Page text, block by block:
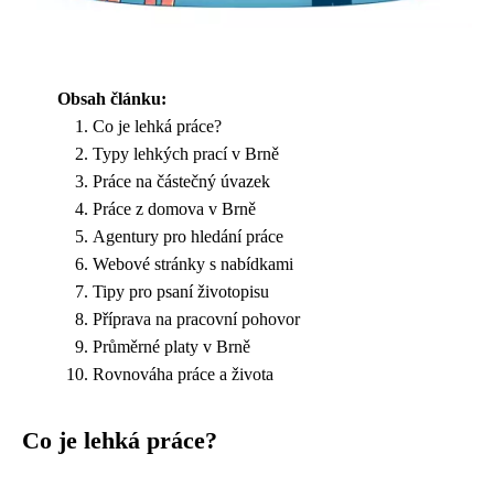
Obsah článku:
Co je lehká práce?
Typy lehkých prací v Brně
Práce na částečný úvazek
Práce z domova v Brně
Agentury pro hledání práce
Webové stránky s nabídkami
Tipy pro psaní životopisu
Příprava na pracovní pohovor
Průměrné platy v Brně
Rovnováha práce a života
Co je lehká práce?